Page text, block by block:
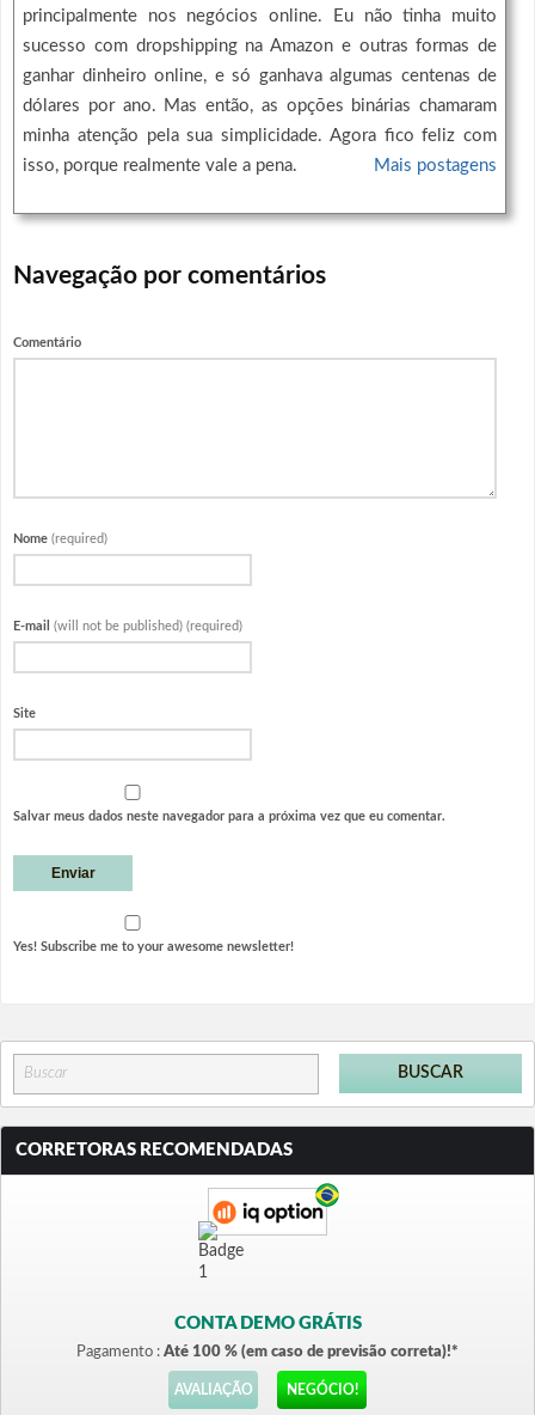
principalmente nos negócios online. Eu não tinha muito
sucesso com dropshipping na Amazon e outras formas de
ganhar dinheiro online, e só ganhava algumas centenas de
dólares por ano. Mas então, as opções binárias chamaram
minha atenção pela sua simplicidade. Agora fico feliz com
isso, porque realmente vale a pena.
Mais postagens
Navegação por comentários
Comentário
Nome (required)
E-mail (will not be published) (required)
Site
Salvar meus dados neste navegador para a próxima vez que eu comentar.
Yes! Subscribe me to your awesome newsletter!
CORRETORAS RECOMENDADAS
CONTA DEMO GRÁTIS
Pagamento : Até 100 % (em caso de previsão correta)!*
AVALIAÇÃO NEGÓCIO!